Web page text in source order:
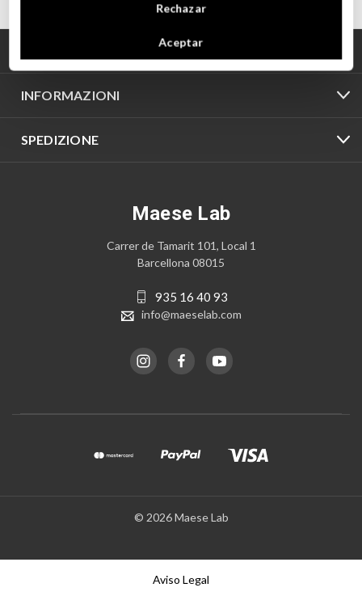
INFORMAZIONI
SPEDIZIONE
Maese Lab
Carrer de Tamarit 101, Local 1
Barcellona 08015
935 16 40 93
info@maeselab.com
© 2026 Maese Lab
Rechazar
Aceptar
Aviso Legal